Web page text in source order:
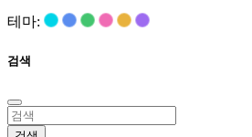
테마:
검색